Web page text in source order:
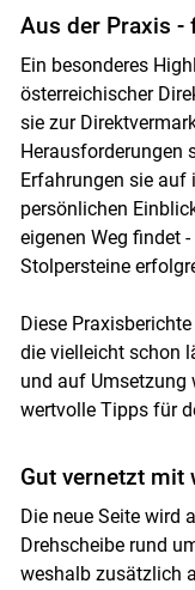
Aus der Praxis -
Ein besonderes
österreichischer
sie zur
Herausforderungen
Erfahrungen sie auf
persönlichen
eigenen Weg findet
Stolpersteine
Diese
die vielleicht schon
und auf Umsetzung
wertvolle Tipps für
Gut vernetzt mit
Die neue Seite wird
Drehscheibe rund
weshalb zusätzlich